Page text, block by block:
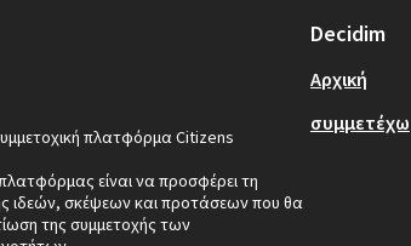
πλατφόρμα Citizens
είναι να προσφέρει τη
ιδεών, σκέψεων και προτάσεων που θα
της συμμετοχής των
Decidim
Αρχική
συμμετέχω